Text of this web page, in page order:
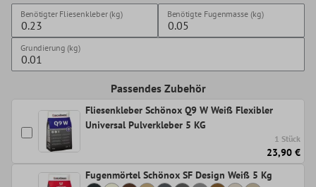
Benötigter Fliesenkleber (kg) Benötigte Fugenmasse (kg)
Grundierung (kg)
Passendes Zubehör
Fliesenkleber Schönox Q9 W Weiß Flexibler
Universal Pulverkleber 5 KG
1 Stück
23,90 €
Fugenmörtel Schönox SF Design Weiß 5 Kg